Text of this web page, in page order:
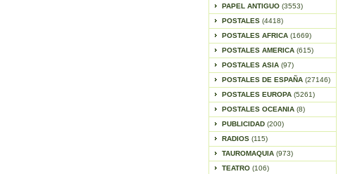
PAPEL ANTIGUO (3553)
POSTALES (4418)
POSTALES AFRICA (1669)
POSTALES AMERICA (615)
POSTALES ASIA (97)
POSTALES DE ESPAÑA (27146)
POSTALES EUROPA (5261)
POSTALES OCEANIA (8)
PUBLICIDAD (200)
RADIOS (115)
TAUROMAQUIA (973)
TEATRO (106)